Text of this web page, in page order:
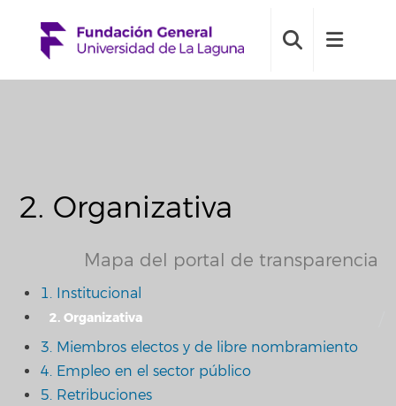
2. Organizativa
Mapa del portal de transparencia
1. Institucional
2. Organizativa
3. Miembros electos y de libre nombramiento
4. Empleo en el sector público
5. Retribuciones